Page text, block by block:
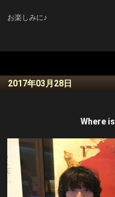
お楽しみに♪
2017年03月28日
Where